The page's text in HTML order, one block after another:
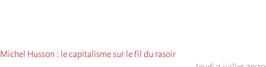
Michel Husson : le capitalisme sur le fil du rasoir